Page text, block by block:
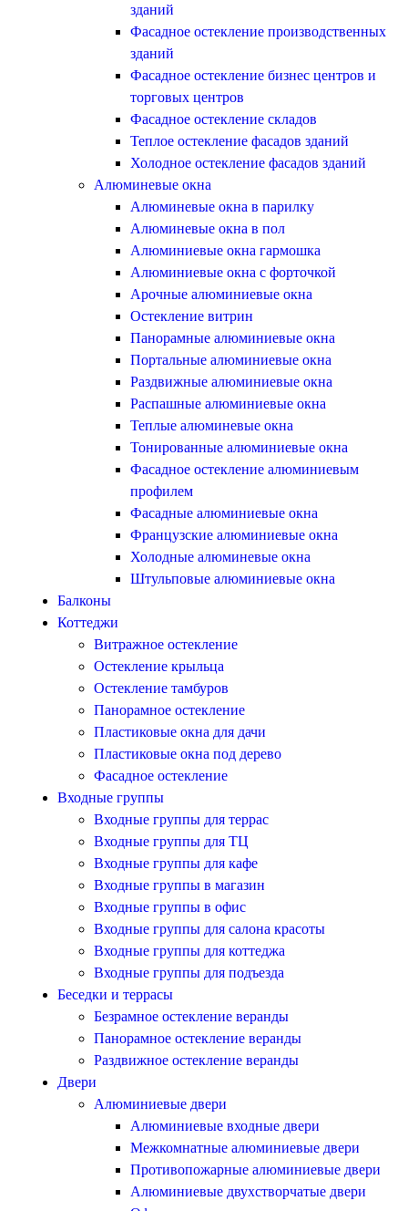
зданий
Фасадное остекление производственных
зданий
Фасадное остекление бизнес центров и
торговых центров
Фасадное остекление складов
Теплое остекление фасадов зданий
Холодное остекление фасадов зданий
Алюминевые окна
Алюминевые окна в парилку
Алюминевые окна в пол
Алюминиевые окна гармошка
Алюминиевые окна с форточкой
Арочные алюминиевые окна
Остекление витрин
Панорамные алюминиевые окна
Портальные алюминиевые окна
Раздвижные алюминиевые окна
Распашные алюминиевые окна
Теплые алюминевые окна
Тонированные алюминиевые окна
Фасадное остекление алюминиевым
профилем
Фасадные алюминиевые окна
Французские алюминиевые окна
Холодные алюминевые окна
Штульповые алюминиевые окна
Балконы
Коттеджи
Витражное остекление
Остекление крыльца
Остекление тамбуров
Панорамное остекление
Пластиковые окна для дачи
Пластиковые окна под дерево
Фасадное остекление
Входные группы
Входные группы для террас
Входные группы для ТЦ
Входные группы для кафе
Входные группы в магазин
Входные группы в офис
Входные группы для салона красоты
Входные группы для коттеджа
Входные группы для подъезда
Беседки и террасы
Безрамное остекление веранды
Панорамное остекление веранды
Раздвижное остекление веранды
Двери
Алюминиевые двери
Алюминиевые входные двери
Межкомнатные алюминиевые двери
Противопожарные алюминиевые двери
Алюминиевые двухстворчатые двери